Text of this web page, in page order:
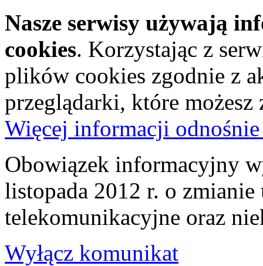
Nasze serwisy używają
cookies. Korzystając z
plików cookies zgodnie z
przeglądarki, które
Więcej informacji
Obowiązek informacyjny
listopada 2012 r. o zmianie
telekomunikacyjne oraz
Wyłącz komunikat